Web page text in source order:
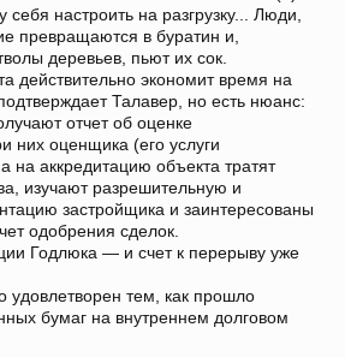
настроить на разгрузку... Люди,
превращаются в буратин и,
деревьев, пьют их сок.
действительно экономит время на
Талавер, но есть нюанс:
отчет об оценке
них оценщика (его услуги
на аккредитацию объекта тратят
изучают разрешительную и
застройщика и заинтересованы
одобрения сделок.
Годлюка — и счет к перерыву уже
удовлетворен тем, как прошло
бумаг на внутреннем долговом